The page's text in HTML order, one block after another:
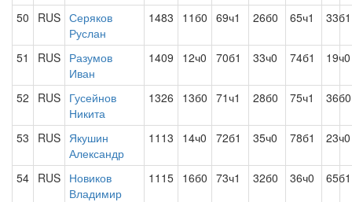
50 RUS Серяков
Руслан
1483 11б0 69ч1 26б0 65ч1 33б1
51 RUS Разумов
Иван
1409 12ч0 70б1 33ч0 74б1 19ч0
52 RUS Гусейнов
Никита
1326 13б0 71ч1 28б0 75ч1 36б0
53 RUS Якушин
Александр
1113 14ч0 72б1 35ч0 78б1 23ч0
54 RUS Новиков
Владимир
1115 16б0 73ч1 32б0 36ч0 65б1